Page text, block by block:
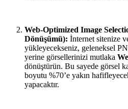
Web-Optimized Image
Dönüşümü): İnternet sitenize
yükleyecekseniz, geleneksel
yerine görsellerinizi mutlaka
dönüştürün. Bu sayede görsel
boyutu %70’e yakın
yapacaktır.